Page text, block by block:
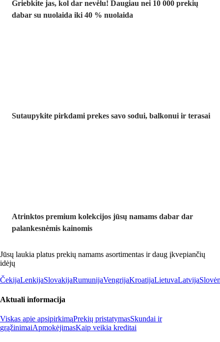
Griebkite jas, kol dar nevėlu! Daugiau nei 10 000 prekių
dabar su nuolaida iki 40 % nuolaida
Sutaupykite pirkdami prekes savo sodui, balkonui ir terasai
Atrinktos premium kolekcijos jūsų namams dabar dar
palankesnėmis kainomis
Jūsų laukia platus prekių namams asortimentas ir daug įkvepiančių
idėjų
ČekijaLenkijaSlovakijaRumunijaVengrijaKroatijaLietuvaLatvija
Aktuali informacija
Viskas apie apsipirkimąPrekių pristatymasSkundai ir
grąžinimaiApmokėjimasKaip veikia kreditai